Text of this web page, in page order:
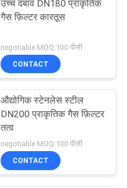
उच्च दबाव DN180 प्राकृतिक
गैस फ़िल्टर कारतूस
negotiable MOQ:100 पीसी
CONTACT
औद्योगिक स्टेनलेस स्टील
DN200 प्राकृतिक गैस फ़िल्टर
तत्व
negotiable MOQ:100 पीसी
CONTACT